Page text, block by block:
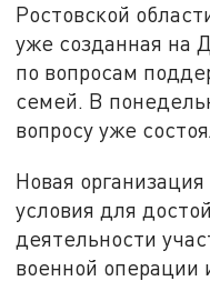
Ростовской
уже созданная на
по вопросам
семей. В
вопросу уже
Новая
условия для
деятельности
военной операции